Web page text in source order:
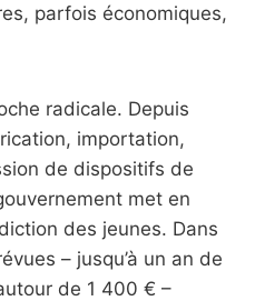
parfois économiques,
radicale. Depuis
importation,
de dispositifs de
met en
des jeunes. Dans
– jusqu’à un an de
de 1 400 € –